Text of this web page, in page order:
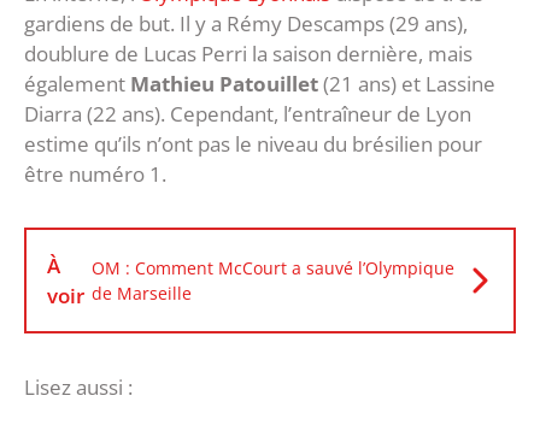
gardiens de but. Il y a Rémy Descamps (29 ans),
doublure de Lucas Perri la saison dernière, mais
également Mathieu Patouillet(21 ans) et Lassine
Diarra (22 ans). Cependant, l’entraîneur de Lyon
estime qu’ils n’ont pas le niveau du brésilien pour
être numéro 1.
À
voir
OM : Comment McCourt a sauvé l’Olympique
de Marseille
Lisez aussi :